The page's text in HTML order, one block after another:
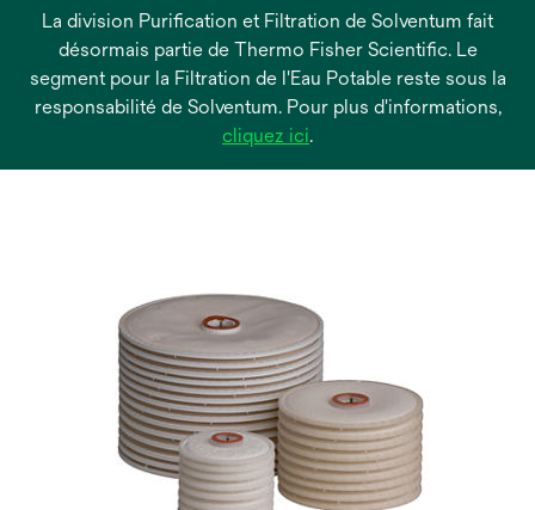
La division Purification et Filtration de Solventum fait
désormais partie de Thermo Fisher Scientific. Le
segment pour la Filtration de l'Eau Potable reste sous la
responsabilité de Solventum. Pour plus d'informations,
cliquez icis’ouvre
.